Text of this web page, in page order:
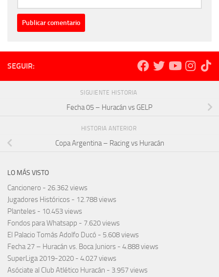
SEGUIR:
SIGUIENTE HISTORIA
Fecha 05 – Huracán vs GELP
HISTORIA ANTERIOR
Copa Argentina – Racing vs Huracán
LO MÁS VISTO
Cancionero - 26.362 views
Jugadores Históricos - 12.788 views
Planteles - 10.453 views
Fondos para Whatsapp - 7.620 views
El Palacio Tomás Adolfo Ducó - 5.608 views
Fecha 27 – Huracán vs. Boca Juniors - 4.888 views
SuperLiga 2019-2020 - 4.027 views
Asóciate al Club Atlético Huracán - 3.957 views